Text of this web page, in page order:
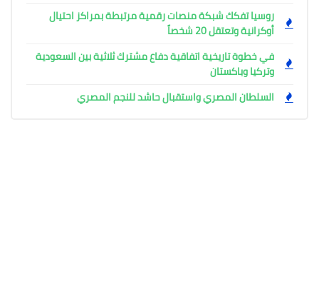
روسيا تفكك شبكة منصات رقمية مرتبطة بمراكز احتيال
أوكرانية وتعتقل 20 شخصاً
في خطوة تاريخية اتفاقية دفاع مشترك ثلاثية بين السعودية
وتركيا وباكستان
السلطان المصري واستقبال حاشد للنجم المصري